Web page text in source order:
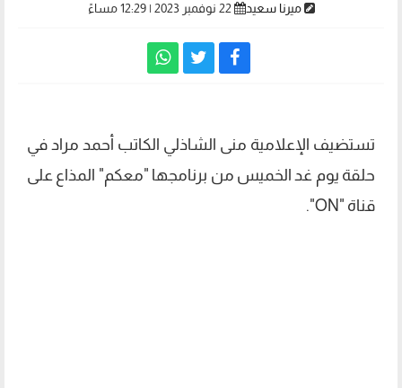
ميرنا سعيد
تستضيف الإعلامية منى الشاذلي الكاتب أحمد مراد في
حلقة يوم غد الخميس من برنامجها "معكم" المذاع على
قناة "ON".